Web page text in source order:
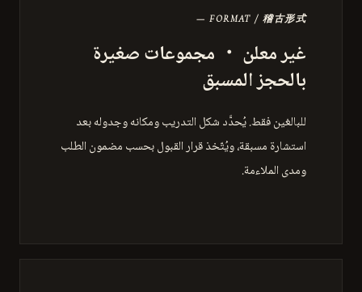
— FORMAT / 稽古形式
غير معلن ・ مجموعات صغيرة
بالحجز المسبق
للبالغين فقط. يُحدَّد شكل التدريب ومكانه وجدوله بعد
استشارة مسبقة، ويُتّخذ قرار القبول بحسب مضمون الطلب
ومدى الملاءمة.